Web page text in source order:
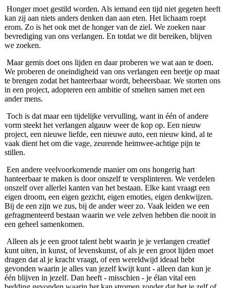
Honger moet gestild worden. Als iemand een tijd niet gegeten heeft
kan zij aan niets anders denken dan aan eten. Het lichaam roept
erom. Zo is het ook met de honger van de ziel. We zoeken naar
bevrediging van ons verlangen. En totdat we dit bereiken, blijven
we zoeken.
Maar gemis doet ons lijden en daar proberen we wat aan te doen.
We proberen de oneindigheid van ons verlangen een beetje op maat
te brengen zodat het hanteerbaar wordt, beheersbaar. We storten ons
in een project, adopteren een ambitie of smelten samen met een
ander mens.
Toch is dat maar een tijdelijke vervulling, want in één of andere
vorm steekt het verlangen algauw weer de kop op. Een nieuw
project, een nieuwe liefde, een nieuwe auto, een nieuw kind, al te
vaak dient het om die vage, zeurende heimwee-achtige pijn te
stillen.
Een andere veelvoorkomende manier om ons hongerig hart
hanteerbaar te maken is door onszelf te versplinteren. We verdelen
onszelf over allerlei kanten van het bestaan. Elke kant vraagt een
eigen droom, een eigen gezicht, eigen emoties, eigen denkwijzen.
Bij de een zijn we zus, bij de ander weer zo. Vaak leiden we een
gefragmenteerd bestaan waarin we vele zelven hebben die nooit in
een geheel samenkomen.
Alleen als je een groot talent hebt waarin je je verlangen creatief
kunt uiten, in kunst, of levenskunst, of als je een groot lijden moet
dragen dat al je kracht vraagt, of een wereldwijd ideaal hebt
gevonden waarin je alles van jezelf kwijt kunt - alleen dan kun je
één blijven in jezelf. Dan heeft - misschien - je élan vital een